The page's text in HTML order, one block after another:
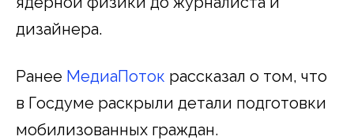
дизайнера.
Ранее МедиаПоток рассказал о том, что
в Госдуме раскрыли детали подготовки
мобилизованных граждан.